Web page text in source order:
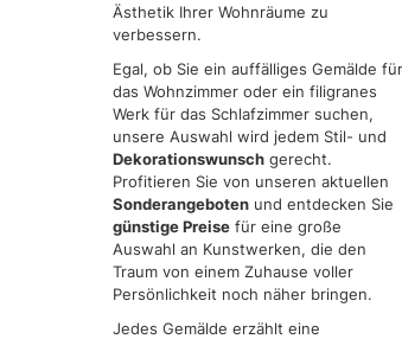
Ästhetik Ihrer Wohnräume zu
verbessern.
Egal, ob Sie ein auffälliges Gemälde für
das Wohnzimmer oder ein filigranes
Werk für das Schlafzimmer suchen,
unsere Auswahl wird jedem Stil- und
Dekorationswunsch gerecht.
Profitieren Sie von unseren aktuellen
Sonderangeboten und entdecken Sie
günstige Preise für eine große
Auswahl an Kunstwerken, die den
Traum von einem Zuhause voller
Persönlichkeit noch näher bringen.
Jedes Gemälde erzählt eine